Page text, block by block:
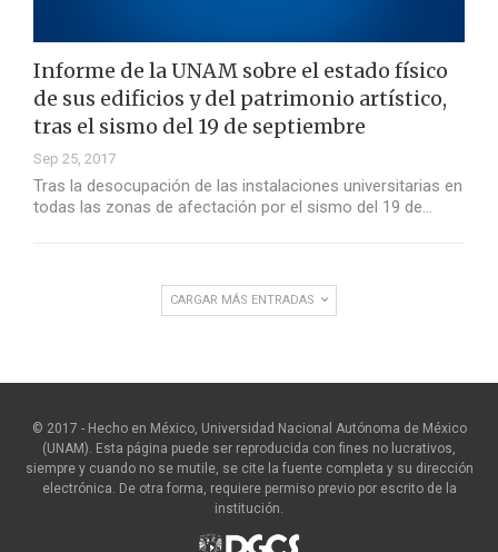
Informe de la UNAM sobre el estado físico
de sus edificios y del patrimonio artístico,
tras el sismo del 19 de septiembre
Sep 25, 2017
Tras la desocupación de las instalaciones universitarias en
todas las zonas de afectación por el sismo del 19 de…
CARGAR MÁS ENTRADAS
© 2017 - Hecho en México, Universidad Nacional Autónoma de México
(UNAM). Esta página puede ser reproducida con fines no lucrativos,
siempre y cuando no se mutile, se cite la fuente completa y su dirección
electrónica. De otra forma, requiere permiso previo por escrito de la
institución.